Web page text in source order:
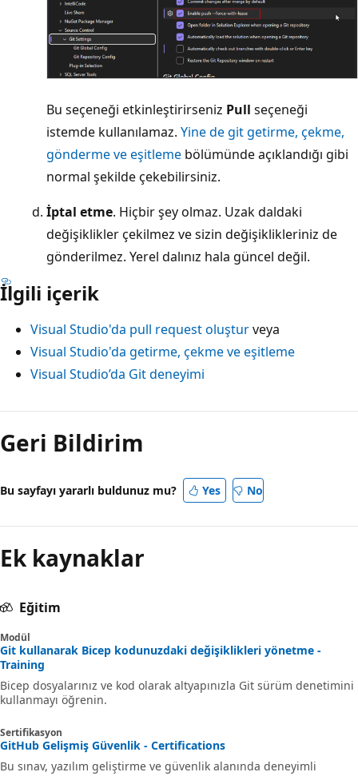
Bu seçeneği etkinleştirirseniz Pull seçeneği
istemde kullanılamaz. Yine de git getirme, çekme,
gönderme ve eşitleme bölümünde açıklandığı gibi
normal şekilde çekebilirsiniz.
İptal etme. Hiçbir şey olmaz. Uzak daldaki
değişiklikler çekilmez ve sizin değişiklikleriniz de
gönderilmez. Yerel dalınız hala güncel değil.
İlgili içerik
Visual Studio'da pull request oluşturveya
Visual Studio'da getirme, çekme ve eşitleme
Visual Studio’da Git deneyimi
Geri Bildirim
Bu sayfayı yararlı buldunuz mu? Yes No
Ek kaynaklar
Eğitim
Modül
Git kullanarak Bicep kodunuzdaki değişiklikleri yönetme -
Training
Bicep dosyalarınız ve kod olarak altyapınızla Git sürüm denetimini
kullanmayı öğrenin.
Sertifikasyon
GitHub Gelişmiş Güvenlik - Certifications
Bu sınav, yazılım geliştirme ve güvenlik alanında deneyimli